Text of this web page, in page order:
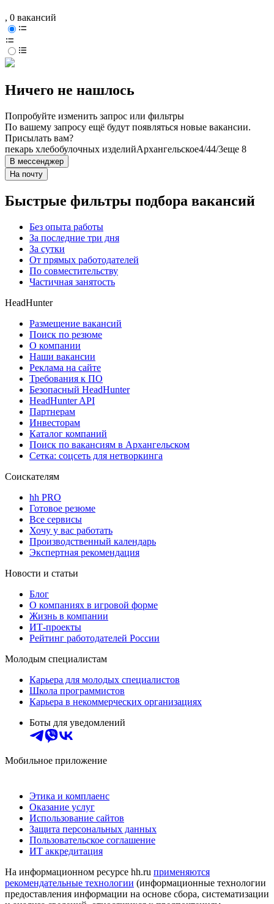
, 0 вакансий
Ничего не нашлось
Попробуйте изменить запрос или фильтры
По вашему запросу ещё будут появляться новые вакансии.
Присылать вам?
пекарь хлебобулочных изделийАрхангельское4/44/3еще 8
В мессенджер
На почту
Быстрые фильтры подбора вакансий
Без опыта работы
За последние три дня
За сутки
От прямых работодателей
По совместительству
Частичная занятость
HeadHunter
Размещение вакансий
Поиск по резюме
О компании
Наши вакансии
Реклама на сайте
Требования к ПО
Безопасный HeadHunter
HeadHunter API
Партнерам
Инвесторам
Каталог компаний
Поиск по вакансиям в Архангельском
Сетка: соцсеть для нетворкинга
Соискателям
hh PRO
Готовое резюме
Все сервисы
Хочу у вас работать
Производственный календарь
Экспертная рекомендация
Новости и статьи
Блог
О компаниях в игровой форме
Жизнь в компании
ИТ-проекты
Рейтинг работодателей России
Молодым специалистам
Карьера для молодых специалистов
Школа программистов
Карьера в некоммерческих организациях
Боты для уведомлений
Мобильное приложение
Этика и комплаенс
Оказание услуг
Использование сайтов
Защита персональных данных
Пользовательское соглашение
ИТ аккредитация
На информационном ресурсе hh.ru применяются
рекомендательные технологии (информационные технологии
предоставления информации на основе сбора, систематизации